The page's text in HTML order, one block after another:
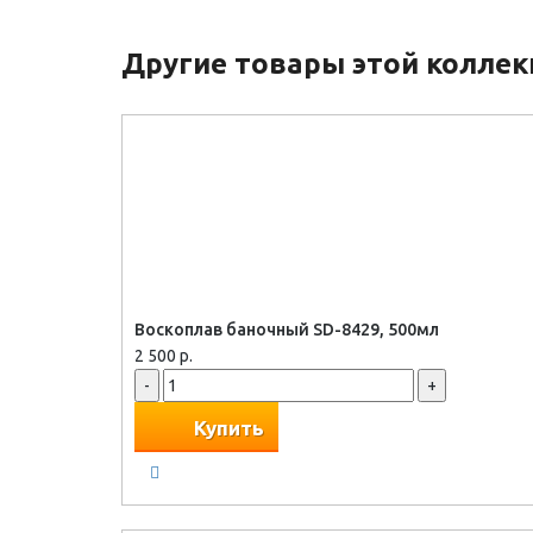
Другие товары этой
Воскоплав баночный SD-8429, 500мл
2 500 р.
-
+
Купить